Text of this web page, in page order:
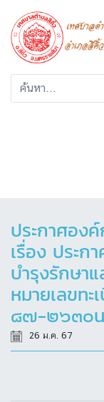
ประกาศอง
เรื่อง ประก
บำรุงรักษาแ
หมายเลขทะ
๘๗-๒๖๓๐น
26 ม.ค. 67